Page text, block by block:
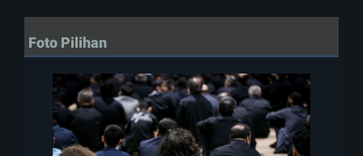
Foto Pilihan